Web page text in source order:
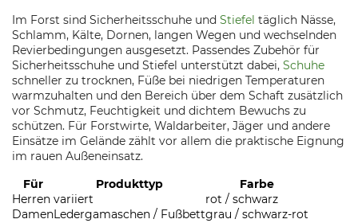
Im Forst sind Sicherheitsschuhe und Stiefel täglich Nässe,
Schlamm, Kälte, Dornen, langen Wegen und wechselnden
Revierbedingungen ausgesetzt. Passendes Zubehör für
Sicherheitsschuhe und Stiefel unterstützt dabei, Schuhe
schneller zu trocknen, Füße bei niedrigen Temperaturen
warmzuhalten und den Bereich über dem Schaft zusätzlich
vor Schmutz, Feuchtigkeit und dichtem Bewuchs zu
schützen. Für Forstwirte, Waldarbeiter, Jäger und andere
Einsätze im Gelände zählt vor allem die praktische Eignung
im rauen Außeneinsatz.
Für
Produkttyp
Farbe
Herren variiert
rot / schwarz
DamenLedergamaschen / Fußbettgrau / schwarz-rot